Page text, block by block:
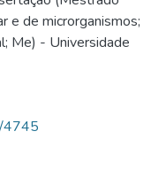
e de microrganismos;
Me) - Universidade
4745